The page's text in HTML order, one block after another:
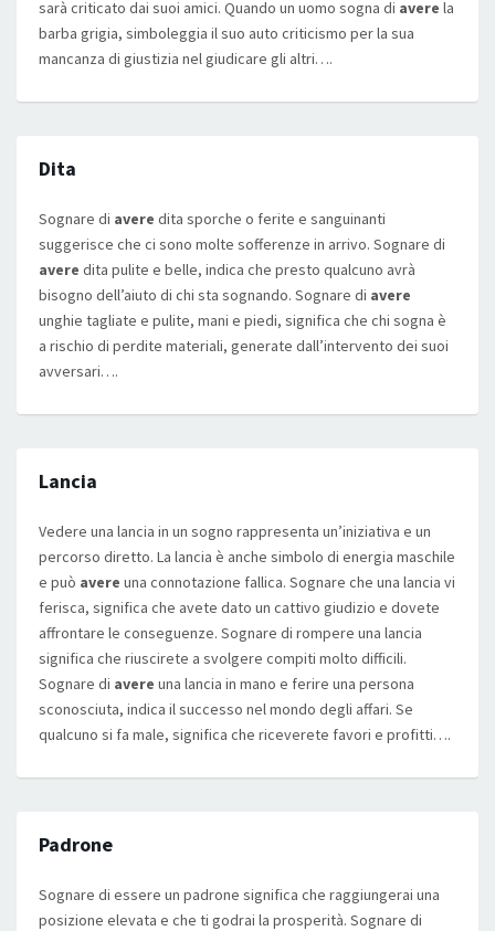
sarà criticato dai suoi amici. Quando un uomo sogna di avere la
barba grigia, simboleggia il suo auto criticismo per la sua
mancanza di giustizia nel giudicare gli altri….
Dita
Sognare di avere dita sporche o ferite e sanguinanti
suggerisce che ci sono molte sofferenze in arrivo. Sognare di
avere dita pulite e belle, indica che presto qualcuno avrà
bisogno dell’aiuto di chi sta sognando. Sognare di avere
unghie tagliate e pulite, mani e piedi, significa che chi sogna è
a rischio di perdite materiali, generate dall’intervento dei suoi
avversari….
Lancia
Vedere una lancia in un sogno rappresenta un’iniziativa e un
percorso diretto. La lancia è anche simbolo di energia maschile
e può avere una connotazione fallica. Sognare che una lancia vi
ferisca, significa che avete dato un cattivo giudizio e dovete
affrontare le conseguenze. Sognare di rompere una lancia
significa che riuscirete a svolgere compiti molto difficili.
Sognare di avere una lancia in mano e ferire una persona
sconosciuta, indica il successo nel mondo degli affari. Se
qualcuno si fa male, significa che riceverete favori e profitti….
Padrone
Sognare di essere un padrone significa che raggiungerai una
posizione elevata e che ti godrai la prosperità. Sognare di